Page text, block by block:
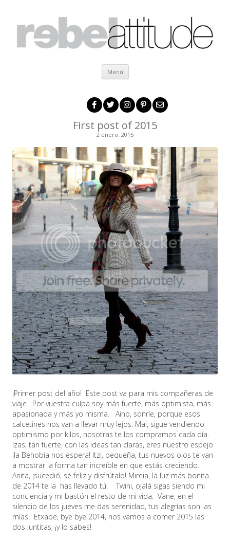
Menú Ir al contenido
First post of 2015
2 enero, 2015
¡Primer post del año! Este post va para mis compañeras de
viaje. Por vuestra culpa soy más fuerte, más optimista, más
apasionada y más yo misma. Aino, sonríe, porque esos
calcetines nos van a llevar muy lejos. Mai, sigue vendiendo
optimismo por kilos, nosotras te los compramos cada día.
Izas, tan fuerte, con las ideas tan claras, eres nuestro espejo
¡la Behobia nos espera! Itzi, pequeña, tus nuevos ojos te van
a mostrar la forma tan increíble en que estás creciendo.
Anita, ¡sucedió, sé feliz y disfrútalo! Mireia, la luz más bonita
de 2014 te la has llevado tú. Twini, ojalá sigas siendo mi
conciencia y mi bastón el resto de mi vida. Vane, en el
silencio de los jueves me das serenidad, tus alegrías son las
mías. Etxabe, bye bye 2014, nos vamos a comer 2015 las
dos juntitas, ¡y lo sabes!